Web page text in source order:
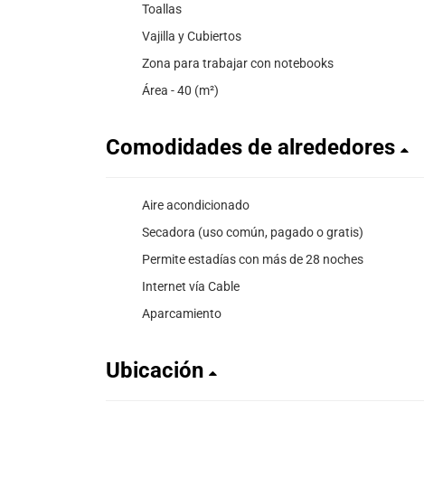
Toallas
Vajilla y Cubiertos
Zona para trabajar con notebooks
Área - 40 (m²)
Comodidades de alrededores
Aire acondicionado
Secadora (uso común, pagado o gratis)
Permite estadías con más de 28 noches
Internet vía Cable
Aparcamiento
Ubicación